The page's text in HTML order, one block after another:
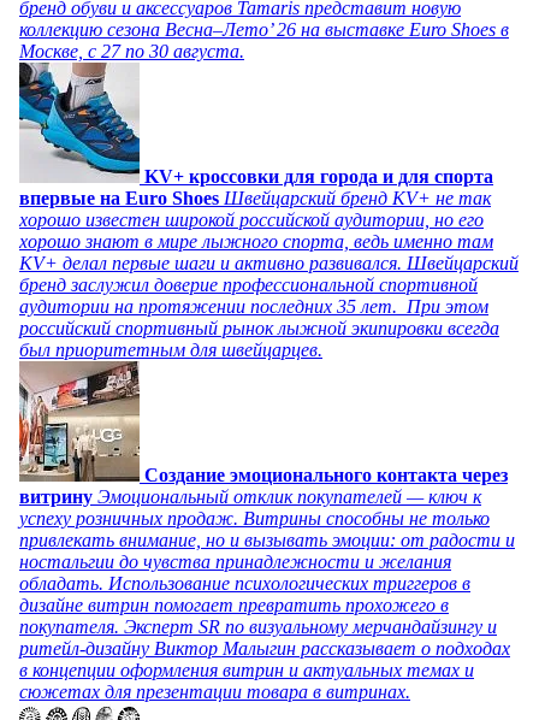
бренд обуви и аксессуаров Tamaris представит новую
коллекцию сезона Весна–Лето’ 26 на выставке Euro Shoes в
Москве, с 27 по 30 августа.
KV+ кроссовки для города и для спорта
впервые на Euro Shoes Швейцарский бренд KV+ не так
хорошо известен широкой российской аудитории, но его
хорошо знают в мире лыжного спорта, ведь именно там
KV+ делал первые шаги и активно развивался. Швейцарский
бренд заслужил доверие профессиональной спортивной
аудитории на протяжении последних 35 лет. При этом
российский спортивный рынок лыжной экипировки всегда
был приоритетным для швейцарцев.
Создание эмоционального контакта через
витрину Эмоциональный отклик покупателей — ключ к
успеху розничных продаж. Витрины способны не только
привлекать внимание, но и вызывать эмоции: от радости и
ностальгии до чувства принадлежности и желания
обладать. Использование психологических триггеров в
дизайне витрин помогает превратить прохожего в
покупателя. Эксперт SR по визуальному мерчандайзингу и
ритейл-дизайну Виктор Малыгин рассказывает о подходах
в концепции оформления витрин и актуальных темах и
сюжетах для презентации товара в витринах.